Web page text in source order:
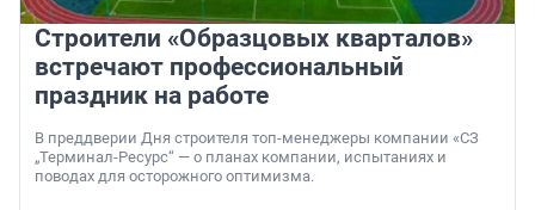
Строители «Образцовых кварталов»
встречают профессиональный
праздник на работе
В преддверии Дня строителя топ-менеджеры компании «СЗ
„Терминал-Ресурс“ — о планах компании, испытаниях и
поводах для осторожного оптимизма.